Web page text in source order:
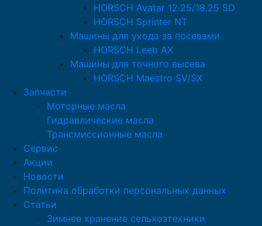
HORSCH Avatar 12.25/18.25 SD
HORSCH Sprinter NT
Машины для ухода за посевами
HORSCH Leeb AX
Машины для точного высева
HORSCH Maestro SV/SX
Запчасти
Моторные масла
Гидравлические масла
Трансмиссионные масла
Сервис
Акции
Новости
Политика обработки персональных данных
Статьи
Зимнее хранение сельхозтехники